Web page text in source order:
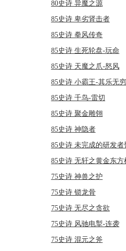
80史诗 异魔之源
85史诗 卑劣肾击者
85史诗 拳风传奇
85史诗 生死轮盘-玩命
85史诗 天魔之爪-怒风
85史诗 小霸王-其乐无穷
85史诗 千鸟-雷切
85史诗 聚金雕翎
85史诗 神隐者
85史诗 未完成的研发者
85史诗 无轩之黄金东方
75史诗 神兽之护
75史诗 锁龙骨
75史诗 无尽之贪欲
75史诗 风驰电掣-连袭
75史诗 混元之斧